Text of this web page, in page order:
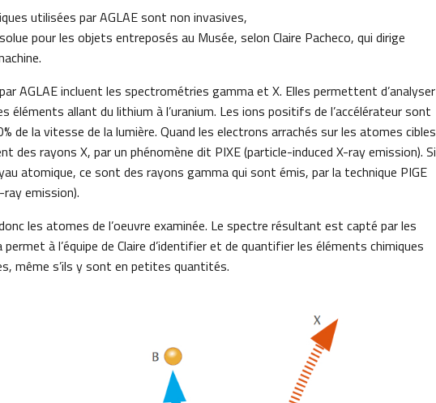
utilisées par AGLAE sont non invasives,
pour les objets entreposés au Musée, selon Claire Pacheco, qui dirige
AGLAE incluent les spectrométries gamma et X. Elles permettent d’analyser
éléments allant du lithium à l’uranium. Les ions positifs de l’accélérateur sont
de la vitesse de la lumière. Quand les electrons arrachés sur les atomes cibles
des rayons X, par un phénomène dit PIXE (particle-induced X-ray emission). Si
atomique, ce sont des rayons gamma qui sont émis, par la technique PIGE
emission).
les atomes de l’oeuvre examinée. Le spectre résultant est capté par les
permet à l’équipe de Claire d’identifier et de quantifier les éléments chimiques
même s’ils y sont en petites quantités.